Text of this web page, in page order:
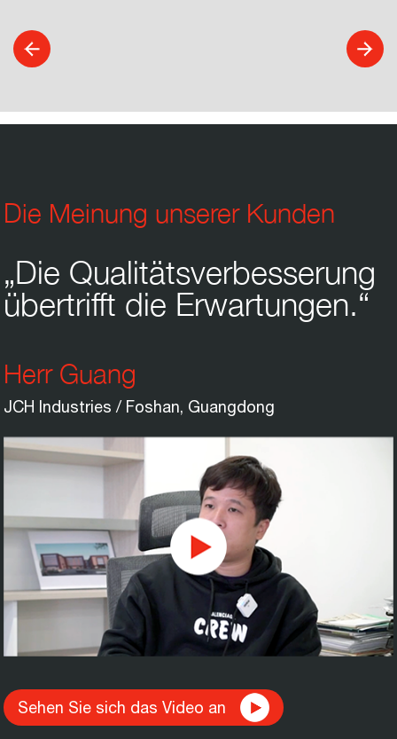
Die Meinung unserer Kunden
„Die Qualitätsverbesserung
übertrifft die Erwartungen.“
Herr Guang
JCH Industries / Foshan, Guangdong
Sehen Sie sich das Video an